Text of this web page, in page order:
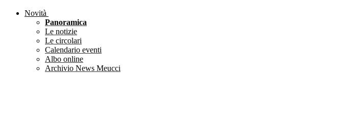
Novità
Panoramica
Le notizie
Le circolari
Calendario eventi
Albo online
Archivio News Meucci